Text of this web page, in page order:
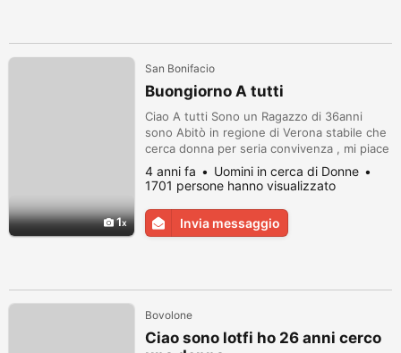
1
San Bonifacio
Buongiorno A tutti
Ciao A tutti Sono un Ragazzo di 36anni
sono Abitò in regione di Verona stabile che
cerca donna per seria convivenza , mi piace
viaggiare amo la montagna mi piace
cucinare andare al cinema e divertirmi non
ho figli per me la mia compagna deve
essere simpatica e con tanta voglia di
divertirsi e amare la vita come l’amo io !!!!
4 anni fa
Uomini in cerca di Donne
1701 persone hanno visualizzato
Invia messaggio
Bovolone
Ciao sono lotfi ho 26 anni cerco